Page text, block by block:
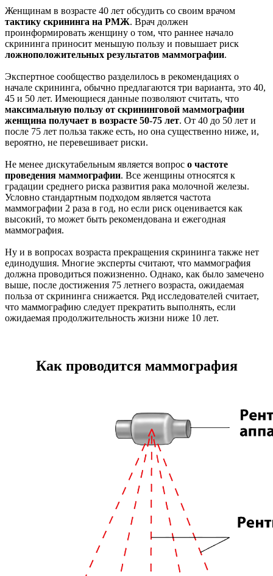
Женщинам в возрасте 40 лет обсудить со своим врачом
тактику скрининга на РМЖ. Врач должен
проинформировать женщину о том, что раннее начало
скрининга приносит меньшую пользу и повышает риск
ложноположительных результатов маммографии.
Экспертное сообщество разделилось в рекомендациях о
начале скрининга, обычно предлагаются три варианта, это 40,
45 и 50 лет. Имеющиеся данные позволяют считать, что
максимальную пользу от скрининговой маммографии
женщина получает в возрасте 50-75 лет. От 40 до 50 лет и
после 75 лет польза также есть, но она существенно ниже, и,
вероятно, не перевешивает риски.
Не менее дискутабельным является вопрос о частоте
проведения маммографии. Все женщины относятся к
градации среднего риска развития рака молочной железы.
Условно стандартным подходом является частота
маммографии 2 раза в год, но если риск оценивается как
высокий, то может быть рекомендована и ежегодная
маммография.
Ну и в вопросах возраста прекращения скрининга также нет
единодушия. Многие эксперты считают, что маммография
должна проводиться пожизненно. Однако, как было замечено
выше, после достижения 75 летнего возраста, ожидаемая
польза от скрининга снижается. Ряд исследователей считает,
что маммографию следует прекратить выполнять, если
ожидаемая продолжительность жизни ниже 10 лет.
Как проводится маммография